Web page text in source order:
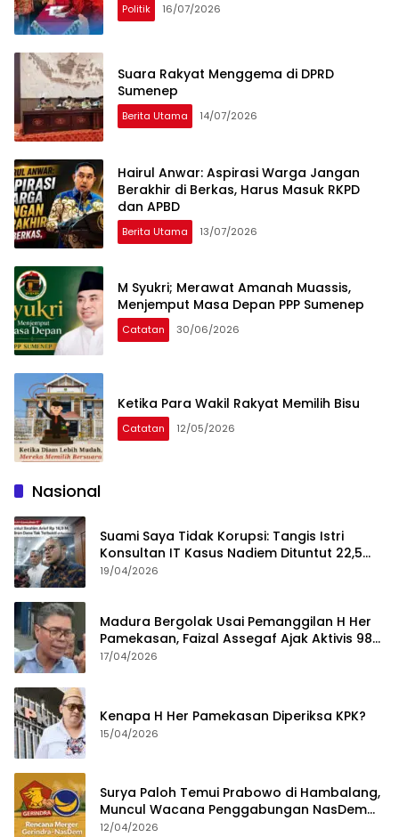
Politik 16/07/2026
Suara Rakyat Menggema di DPRD
Sumenep
Berita Utama 14/07/2026
Hairul Anwar: Aspirasi Warga Jangan
Berakhir di Berkas, Harus Masuk RKPD
dan APBD
Berita Utama 13/07/2026
M Syukri; Merawat Amanah Muassis,
Menjemput Masa Depan PPP Sumenep
Catatan 30/06/2026
Ketika Para Wakil Rakyat Memilih Bisu
Catatan 12/05/2026
Nasional
Suami Saya Tidak Korupsi: Tangis Istri
Konsultan IT Kasus Nadiem Dituntut 22,5
Tahun
19/04/2026
Madura Bergolak Usai Pemanggilan H Her
Pamekasan, Faizal Assegaf Ajak Aktivis 98
Bongkar Permainan KPK
17/04/2026
Kenapa H Her Pamekasan Diperiksa KPK?
15/04/2026
Surya Paloh Temui Prabowo di Hambalang,
Muncul Wacana Penggabungan NasDem
dan Gerindra
12/04/2026